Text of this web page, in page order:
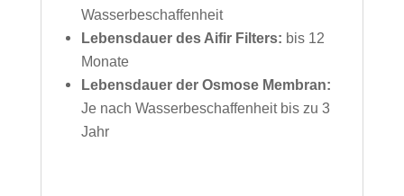
Wasserbeschaffenheit
Lebensdauer des Aifir Filters: bis 12
Monate
Lebensdauer der Osmose Membran:
Je nach Wasserbeschaffenheit bis zu 3
Jahr